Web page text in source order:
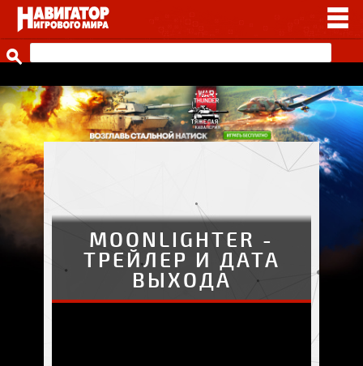
ВИДЕО
СТАТЬИ
ИГРЫ
ПРОЧЕЕ
ИГРЫ ОТ НАШИХ
MOONLIGHTER -
ТРЕЙЛЕР И ДАТА
ВЫХОДА